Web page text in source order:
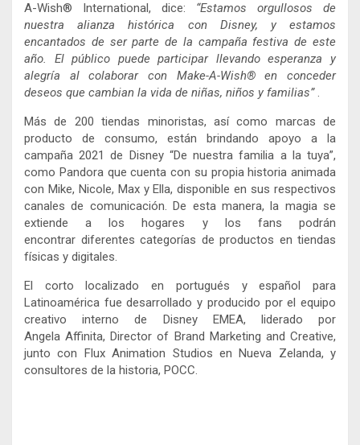
A-Wish® International, dice: “Estamos orgullosos de
nuestra alianza histórica con Disney, y estamos
encantados de ser parte de la campaña festiva de este
año. El público puede participar llevando esperanza y
alegría al colaborar con Make-A-Wish® en conceder
deseos que cambian la vida de niñas, niños y familias”.
Más de 200 tiendas minoristas, así como marcas de
producto de consumo, están brindando apoyo a la
campaña 2021 de Disney “De nuestra familia a la tuya”,
como Pandora que cuenta con su propia historia animada
con Mike, Nicole, Max y Ella, disponible en sus respectivos
canales de comunicación. De esta manera, la magia se
extiende a los hogares y los fans podrán
encontrar diferentes categorías de productos en tiendas
físicas y digitales.
El corto localizado en portugués y español para
Latinoamérica fue desarrollado y producido por el equipo
creativo interno de Disney EMEA, liderado por
Angela Affinita, Director of Brand Marketing and Creative,
junto con Flux Animation Studios en Nueva Zelanda, y
consultores de la historia, POCC.